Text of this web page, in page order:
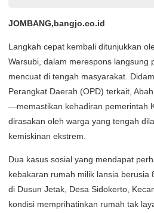
JOMBANG,bangjo.co.id
Langkah cepat kembali ditunjukkan
Warsubi, dalam merespons langsung
mencuat di tengah masyarakat.
Perangkat Daerah (OPD) terkait,
—memastikan kehadiran pemerintah
dirasakan oleh warga yang tengah
kemiskinan ekstrem.
Dua kasus sosial yang mendapat
kebakaran rumah milik lansia berusia
di Dusun Jetak, Desa Sidokerto,
kondisi memprihatinkan rumah tak